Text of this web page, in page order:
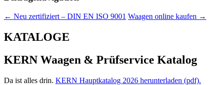
← Neu zertifiziert – DIN EN ISO 9001 Waagen online kaufen →
KATALOGE
KERN Waagen & Prüfservice Katalog
Da ist alles drin. KERN Hauptkatalog 2026 herunterladen (pdf).